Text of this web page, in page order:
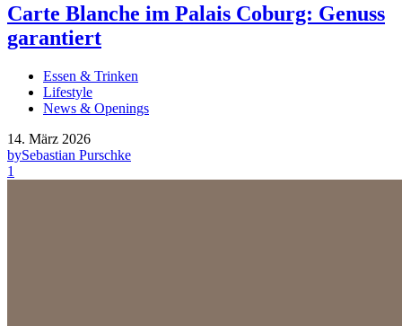
Carte Blanche im Palais Coburg: Genuss
garantiert
Essen & Trinken
Lifestyle
News & Openings
14. März 2026
bySebastian Purschke
1